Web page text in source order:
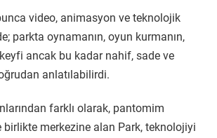
video, animasyon ve teknolojik
parkta oynamanın, oyun kurmanın,
ancak bu kadar nahif, sade ve
anlatılabilirdi.
farklı olarak, pantomim
birlikte merkezine alan Park, teknolojiyi